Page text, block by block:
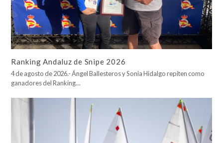
Ranking Andaluz de Snipe 2026
4 de agosto de 2026.- Ángel Ballesteros y Sonia Hidalgo repiten como
ganadores del Ranking…